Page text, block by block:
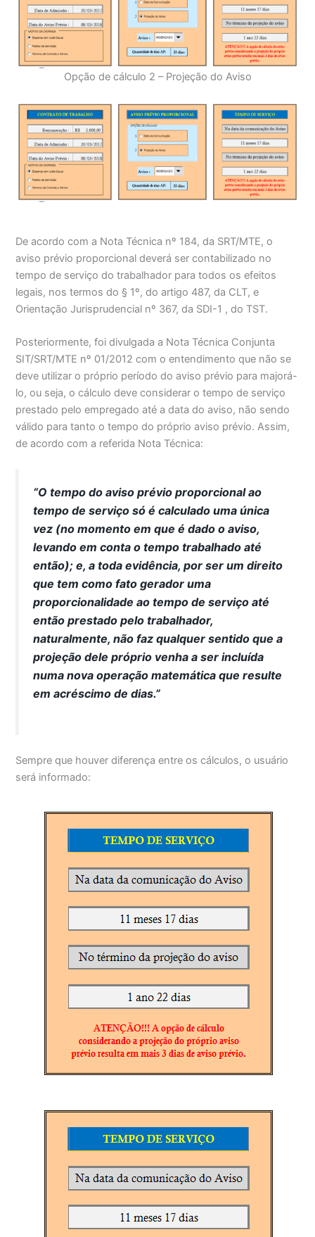
Opção de cálculo 2 – Projeção do Aviso
De acordo com a Nota Técnica nº 184, da SRT/MTE, o
aviso prévio proporcional deverá ser contabilizado no
tempo de serviço do trabalhador para todos os efeitos
legais, nos termos do § 1º, do artigo 487, da CLT, e
Orientação Jurisprudencial nº 367, da SDI-1 , do TST.
Posteriormente, foi divulgada a Nota Técnica Conjunta
SIT/SRT/MTE nº 01/2012 com o entendimento que não se
deve utilizar o próprio período do aviso prévio para majorá-
lo, ou seja, o cálculo deve considerar o tempo de serviço
prestado pelo empregado até a data do aviso, não sendo
válido para tanto o tempo do próprio aviso prévio. Assim,
de acordo com a referida Nota Técnica:
“O tempo do aviso prévio proporcional ao
tempo de serviço só é calculado uma única
vez (no momento em que é dado o aviso,
levando em conta o tempo trabalhado até
então); e, a toda evidência, por ser um direito
que tem como fato gerador uma
proporcionalidade ao tempo de serviço até
então prestado pelo trabalhador,
naturalmente, não faz qualquer sentido que a
projeção dele próprio venha a ser incluída
numa nova operação matemática que resulte
em acréscimo de dias.”
Sempre que houver diferença entre os cálculos, o usuário
será informado: